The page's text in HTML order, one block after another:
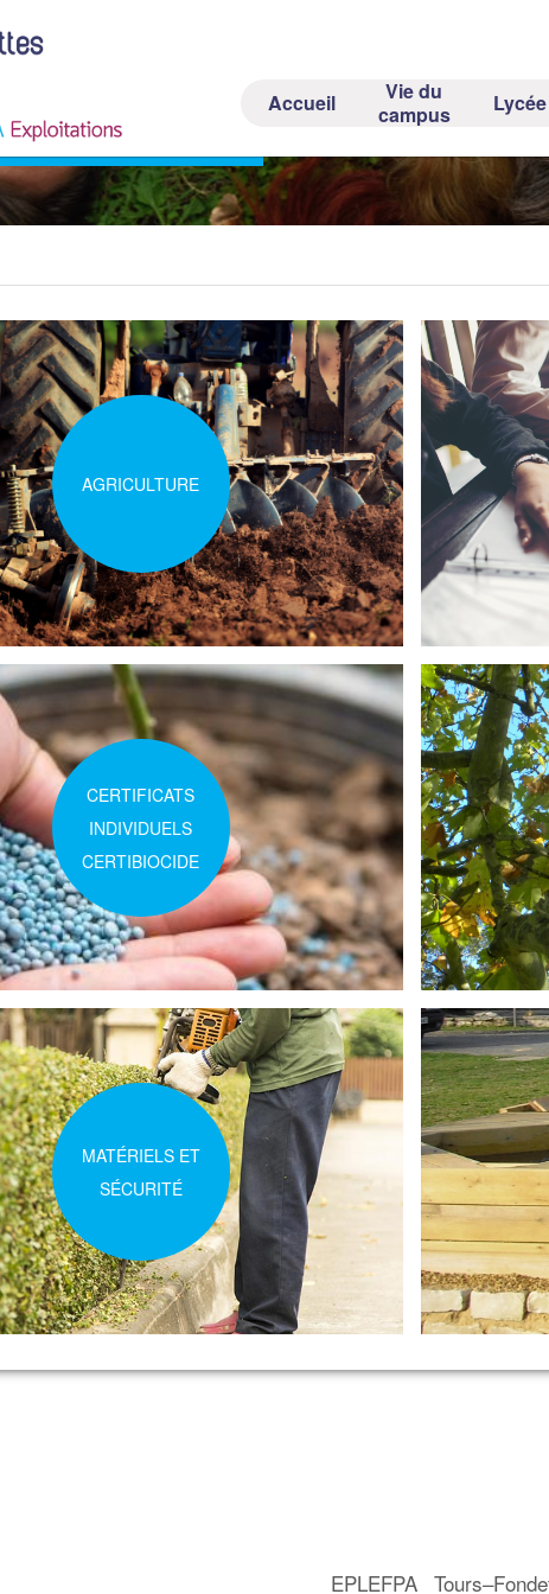
Accueil
Vie du
campus
Lycée
COURTES
AGRICULTURE
CERTIFICATS
INDIVIDUELS
CERTIBIOCIDE
MATÉRIELS ET
SÉCURITÉ
EPLEFPA